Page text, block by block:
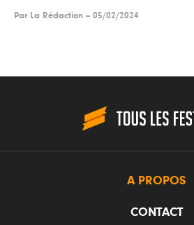
Par La Rédaction -- 05/02/2024
A PROPOS
CONTACT